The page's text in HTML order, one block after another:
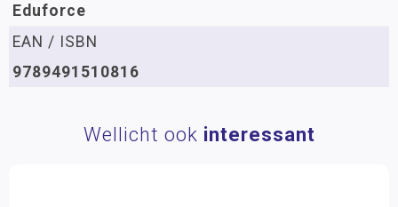
Eduforce
EAN / ISBN
9789491510816
Wellicht ook interessant